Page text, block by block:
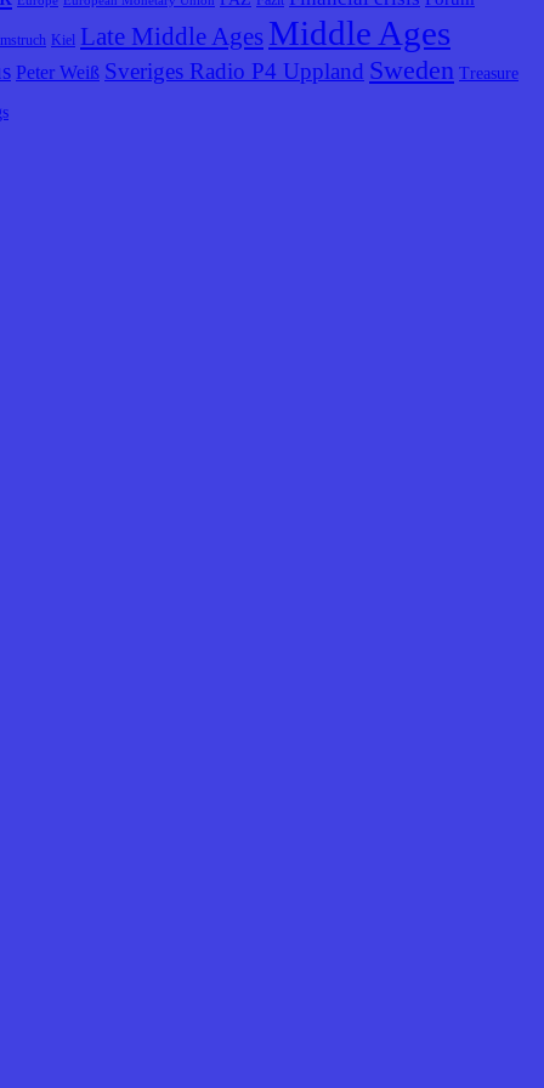
Kiel Late Middle Ages Middle Ages
Peter Weiß Sveriges Radio P4 Uppland Sweden Treasure